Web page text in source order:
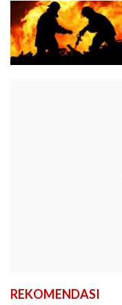
REKOMENDASI